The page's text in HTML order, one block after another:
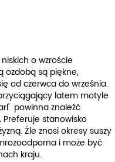
o wzroście
ozdobą są piękne,
od czerwca do września.
latem motyle
powinna znaleźć
. Preferuje stanowisko
Źle znosi okresy suszy
i może być
kraju.